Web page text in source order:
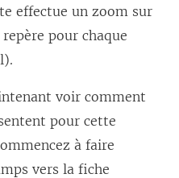
effectue un zoom sur
pour chaque
voir comment
pour cette
à faire
vers la fiche